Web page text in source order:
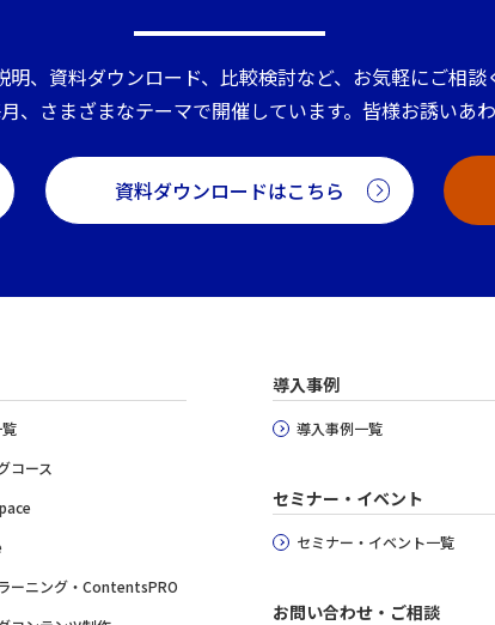
明、資料ダウンロード、比較検討など、お気軽にご相談
、さまざまなテーマで開催しています。皆様お誘いあ
資料ダウンロードはこちら
コース
ーニング・ContentsPRO
導入事例
導入事例一覧
セミナー・イベント
セミナー・イベント一覧
お問い合わせ・ご相談